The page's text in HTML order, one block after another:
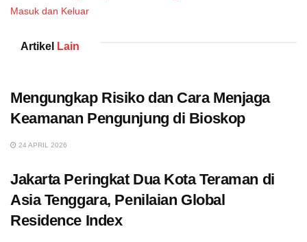
Masuk dan Keluar
Artikel Lain
Mengungkap Risiko dan Cara Menjaga
Keamanan Pengunjung di Bioskop
24 APRIL 2026
Jakarta Peringkat Dua Kota Teraman di
Asia Tenggara, Penilaian Global
Residence Index